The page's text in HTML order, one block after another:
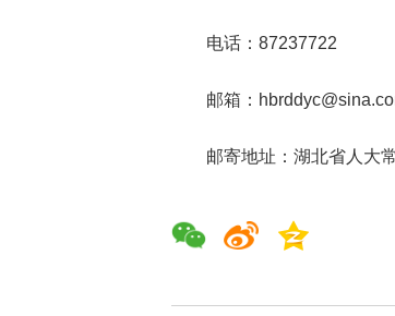
电话：87237722
邮箱：
邮寄地址：湖北省人大